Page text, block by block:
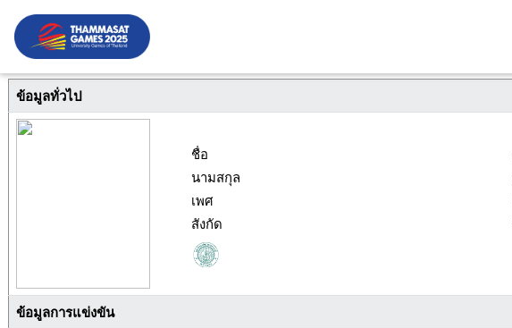
ข้อมูลทั่วไป
ชื่อ
นามสกุล
เพศ
สังกัด
ข้อมูลการแข่งขัน